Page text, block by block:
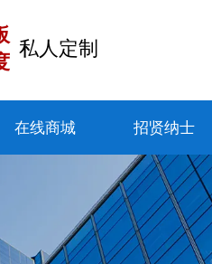
私人定制
在线商城 招贤纳士